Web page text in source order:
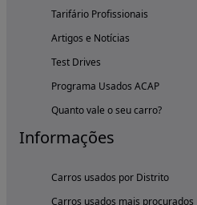
Tarifário Profissionais
Artigos e Notícias
Test Drives
Programa Usados ACAP
Quanto vale o seu carro?
Informações
Carros usados por Distrito
Carros usados mais procurados